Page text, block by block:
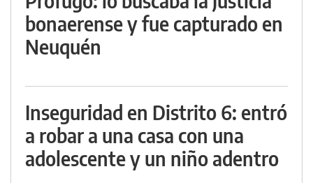
bonaerense y fue capturado en
Neuquén
Inseguridad en Distrito 6: entró
a robar a una casa con una
adolescente y un niño adentro